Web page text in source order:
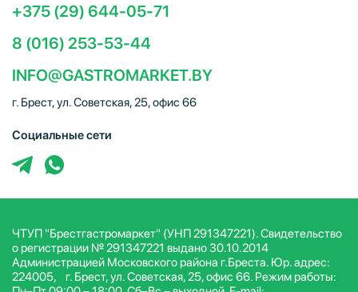
+375 (29) 644-05-71
8 (016) 253-53-44
INFO@GASTROMARKET.BY
г. Брест, ул. Советская, 25, офис 66
Социальные сети
ЧТУП "Брестгастромаркет" (УНП 291347221). Свидетельство
о регистрации № 291347221 выдано 30.10.2014
Администрацией Московского района г.Бреста. Юр. адрес:
224005, г. Брест, ул. Советская, 25, офис 66. Режим работы: